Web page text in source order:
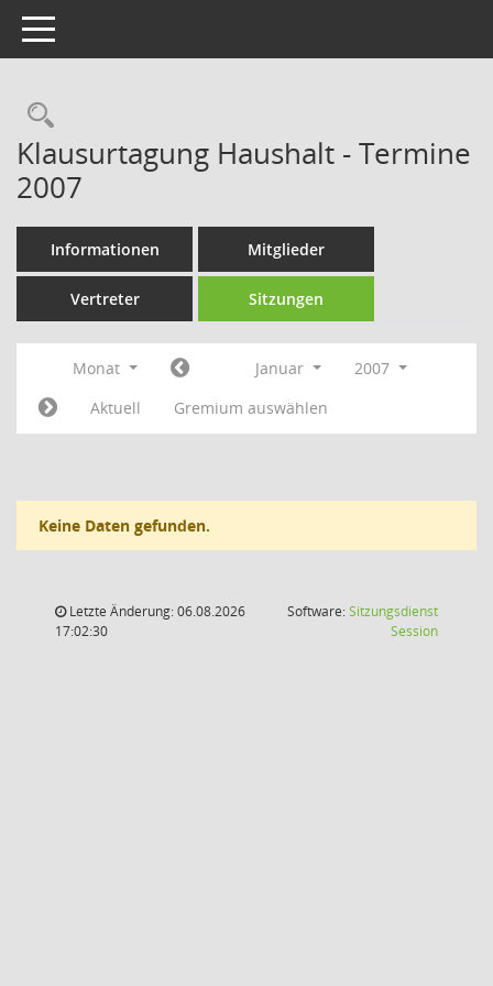
Toggle navigation
Rechercheauswahl
Klausurtagung Haushalt - Termine
2007
Informationen Mitglieder
Vertreter Sitzungen
Monat Januar
2007
Aktuell
Gremium auswählen
Keine Daten gefunden.
Letzte Änderung: 06.08.2026
17:02:30
Software:Sitzungsdienst
Session(Wird in